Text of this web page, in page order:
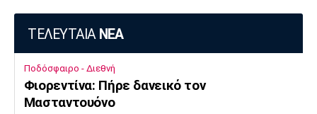
ΤΕΛΕΥΤΑΙΑ ΝΕΑ
Ποδόσφαιρο - Διεθνή
Φιορεντίνα: Πήρε δανεικό τον
Μασταντουόνο